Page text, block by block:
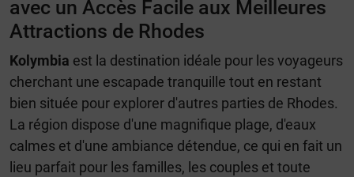
avec un Accès Facile aux Meilleures
Attractions de Rhodes
Kolymbia est la destination idéale pour les voyageurs
cherchant une escapade tranquille tout en restant
bien située pour explorer d'autres parties de Rhodes.
La région dispose d'une magnifique plage, d'eaux
calmes et d'une ambiance détendue, ce qui en fait un
lieu parfait pour les familles, les couples et toute